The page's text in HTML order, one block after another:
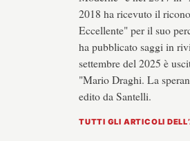
2018 ha ricevuto il
Eccellente" per il suo
ha pubblicato saggi in
settembre del 2025 è
"Mario Draghi. La
edito da Santelli.
TUTTI GLI ARTICOLI